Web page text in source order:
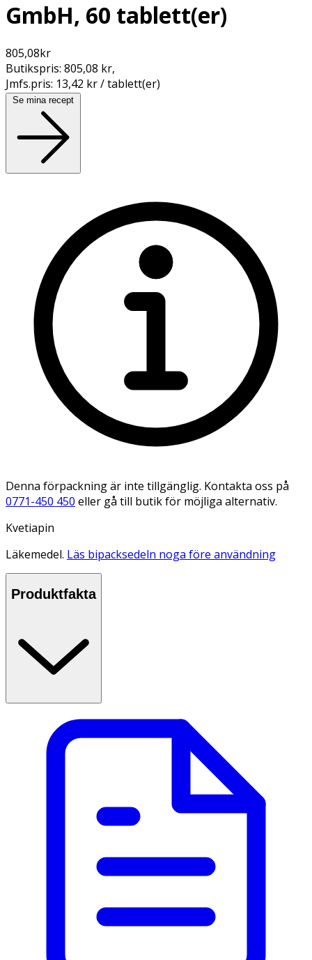
GmbH, 60 tablett(er)
805,08kr
Butikspris: 805,08 kr,
Jmfs.pris: 13,42 kr / tablett(er)
Se mina recept
Denna förpackning är inte tillgänglig. Kontakta oss på
0771-450 450 eller gå till butik för möjliga alternativ.
Kvetiapin
Läkemedel. Läs bipacksedeln noga före användning
Produktfakta